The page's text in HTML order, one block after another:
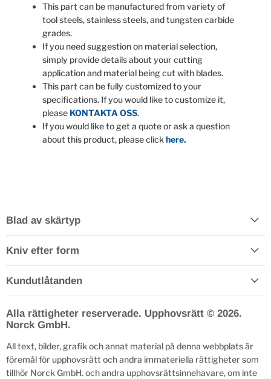
This part can be manufactured from variety of
tool steels, stainless steels, and tungsten carbide
grades.
If you need suggestion on material selection,
simply provide details about your cutting
application and material being cut with blades.
This part can be fully customized to your
specifications. If you would like to customize it,
please KONTAKTA OSS.
If you would like to get a quote or ask a question
about this product, please clickhere.
Blad av skärtyp
Kniv efter form
Kundutlåtanden
Alla rättigheter reserverade. Upphovsrätt © 2026.
Norck GmbH.
All text, bilder, grafik och annat material på denna webbplats är
föremål för upphovsrätt och andra immateriella rättigheter som
tillhör Norck GmbH. och andra upphovsrättsinnehavare, om inte